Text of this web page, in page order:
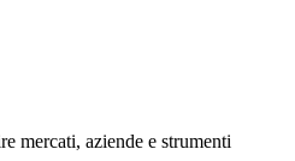
mercati, aziende e strumenti